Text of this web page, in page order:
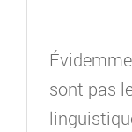
sont pas